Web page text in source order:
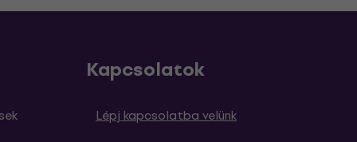
Kapcsolatok
Lépj kapcsolatba velünk